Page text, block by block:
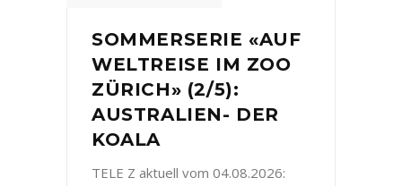
SOMMERSERIE «AUF
WELTREISE IM ZOO
ZÜRICH» (2/5):
AUSTRALIEN- DER
KOALA
TELE Z aktuell vom 04.08.2026: